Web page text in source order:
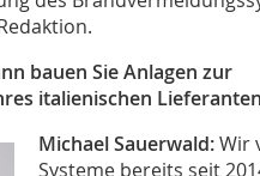
bauen Sie Anlagen zur
italienischen
Michael Sauerwald:Wir
Systeme bereits seit